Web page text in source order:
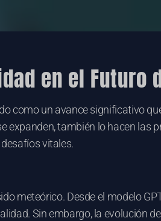
en el Futuro
como un avance significativo
expanden, también lo hacen
vitales.
meteórico. Desde el modelo
Sin embargo, la evolución